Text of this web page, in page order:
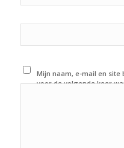
Mijn naam, e-mail en site
voor de volgende keer